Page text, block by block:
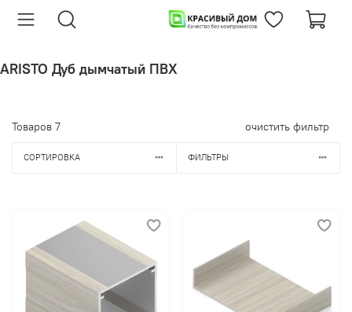
ARISTO Дуб дымчатый ПВХ
Товаров 7 очистить фильтр
СОРТИРОВКА ФИЛЬТРЫ